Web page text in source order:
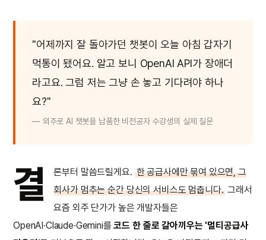
"어제까지 잘 돌아가던 챗봇이 오늘 아침 갑자기
먹통이 됐어요. 알고 보니 OpenAI API가 장애더
라고요. 그럼 저는 그냥 손 놓고 기다려야 하나
요?"
— 외주로 AI 챗봇을 납품한 비전공자 수강생의 실제 질문
결 론부터 말씀드릴게요. 한 공급사에만 묶여 있으면, 그
회사가 멈추는 순간 당신의 서비스도 멈춥니다. 그래서
요즘 외주 단가가 높은 개발자들은
OpenAI·Claude·Gemini를코드 한 줄로 갈아끼우는 '멀티공급사